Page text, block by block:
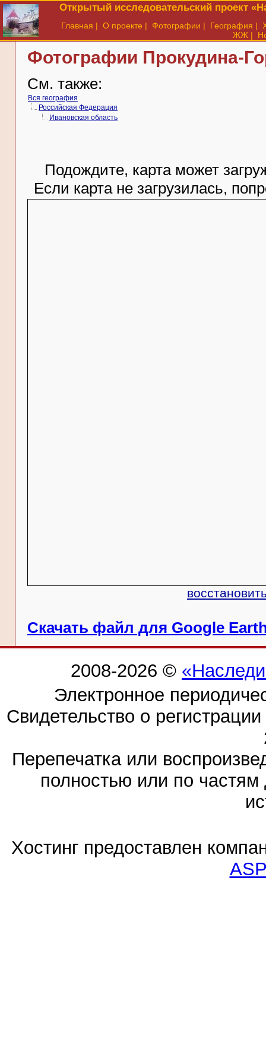
Открытый исследовательский проект
Главная | О проекте | Фотографии | География |
ЖЖ |
Фотографии Прокудина-
См. также:
Вся география
Российская Федерация
Ивановская область
Подождите, карта может
Если карта не загрузилась,
Скачать файл для Google
2008-2026 ©
Электронное
Свидетельство о
Перепечатка или
полностью или по частям
Хостинг предоставлен